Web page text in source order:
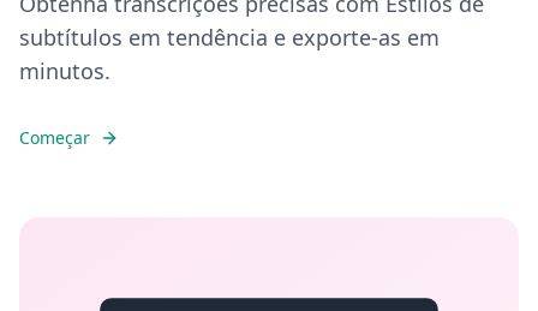
subtítulos em tendência e exporte-as em
minutos.
Começar